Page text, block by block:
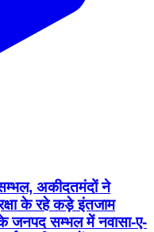
अकीदतमंदों ने
के रहे कड़े इंतजाम
जनपद सम्भल में नवासा-ए-